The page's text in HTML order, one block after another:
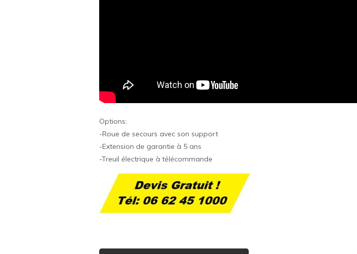
Options:
-Roue de secours avec son support
-Extension de garantie à 5 ans
-Treuil électrique à télécommande